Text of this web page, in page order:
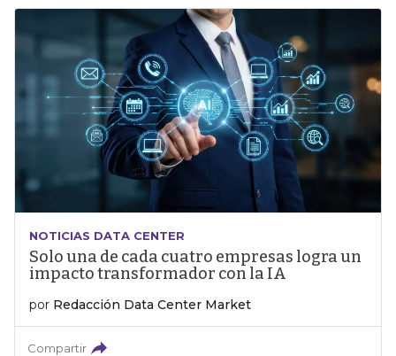
NOTICIAS DATA CENTER
Solo una de cada cuatro empresas logra un
impacto transformador con la IA
por Redacción Data Center Market
Compartir